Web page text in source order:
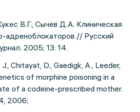
В.Г., Сычев Д.А. Клиническая
адреноблокаторов // Русский
2005; 13: 14.
J., Chitayat, D., Gaedigk, A., Leeder,
of morphine poisoning in a
of a codeine-prescribed mother.
2006;